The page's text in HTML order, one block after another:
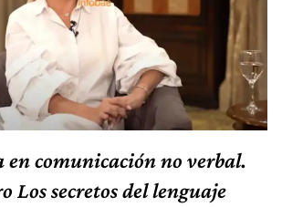
en comunicación no verbal.
Los secretos del lenguaje